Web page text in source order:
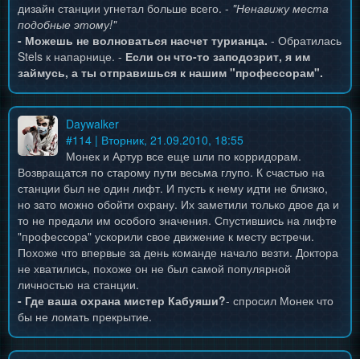
дизайн станции угнетал больше всего. - "Ненавижу места
подобные этому!"
- Можешь не волноваться насчет турианца. - Обратилась
Stels к напарнице. - Если он что-то заподозрит, я им
займусь, а ты отправишься к нашим "профессорам".
Daywalker
#114 | Вторник, 21.09.2010, 18:55
Монек и Артур все еще шли по корридорам.
Возвращатся по старому пути весьма глупо. К счастью на
станции был не один лифт. И пусть к нему идти не близко,
но зато можно обойти охрану. Их заметили только двое да и
то не предали им особого значения. Спустившись на лифте
"профессора" ускорили свое движение к месту встречи.
Похоже что впервые за день команде начало везти. Доктора
не хватились, похоже он не был самой популярной
личностью на станции.
- Где ваша охрана мистер Кабуяши?- спросил Монек что
бы не ломать прекрытие.